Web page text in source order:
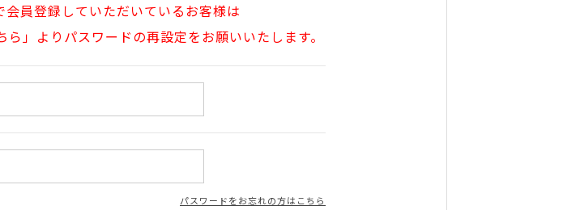
員登録していただいているお客様は
」よりパスワードの再設定をお願いいたします。
パスワードをお忘れの方はこちら